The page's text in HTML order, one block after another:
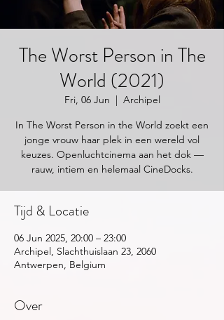
The Worst Person in The
World (2021)
Fri, 06 Jun
  |
Archipel
In The Worst Person in the World zoekt een
jonge vrouw haar plek in een wereld vol
keuzes. Openluchtcinema aan het dok —
rauw, intiem en helemaal CineDocks.
Tijd & Locatie
06 Jun 2025, 20:00 – 23:00
Archipel, Slachthuislaan 23, 2060
Antwerpen, Belgium
Over